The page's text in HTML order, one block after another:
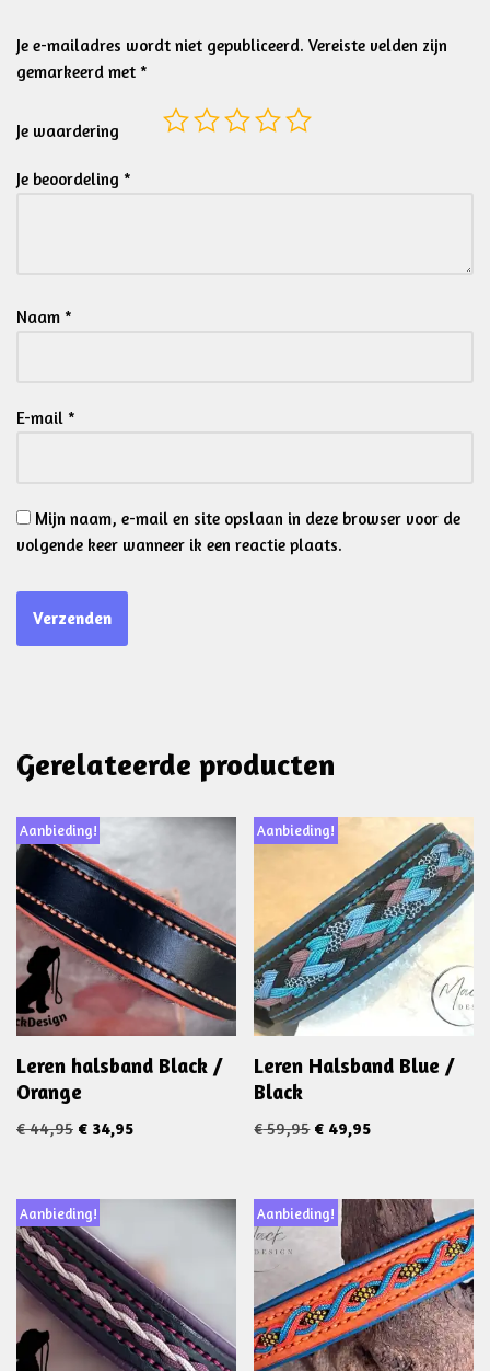
Je e-mailadres wordt niet gepubliceerd. Vereiste velden zijn
gemarkeerd met *
Je waardering
Je beoordeling *
Naam *
E-mail *
Mijn naam, e-mail en site opslaan in deze browser voor de
volgende keer wanneer ik een reactie plaats.
Gerelateerde producten
Aanbieding!
Leren halsband Black /
Orange
€44,95 € 34,95
Aanbieding!
Leren Halsband Blue /
Black
€59,95 € 49,95
Aanbieding! Aanbieding!